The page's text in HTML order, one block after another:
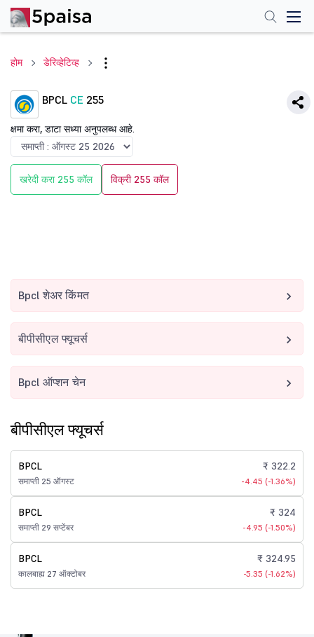
होम डेरिव्हेटिव्ह
BPCL CE 255
क्षमा करा, डाटा सध्या अनुपलब्ध आहे.
खरेदी करा 255 कॉल विक्री 255 कॉल
Bpcl शेअर किंमत
बीपीसीएल फ्यूचर्स
Bpcl ऑप्शन चेन
बीपीसीएल फ्यूचर्स
BPCL
समाप्ती 25 ऑगस्ट
₹ 322.2
-4.45 (-1.36%)
BPCL
समाप्ती 29 सप्टेंबर
₹ 324
-4.95 (-1.50%)
BPCL
कालबाह्य 27 ऑक्टोबर
₹ 324.95
-5.35 (-1.62%)